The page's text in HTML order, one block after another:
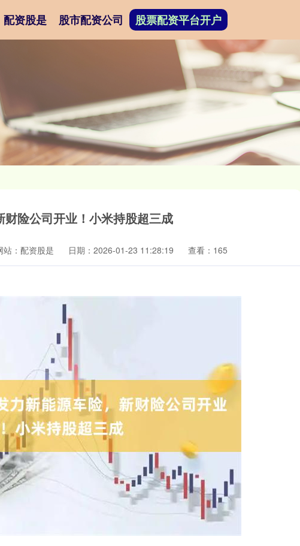
配资股是 股市配资公司 股票配资平台开户
险公司开业！小米持股超三成
站：配资股是 日期：2026-01-23 11:28:19 查看：165
沪深300 4637.89 -20.27